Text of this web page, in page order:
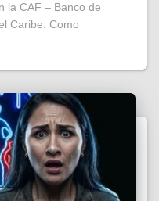
la CAF – Banco de
Caribe. Como